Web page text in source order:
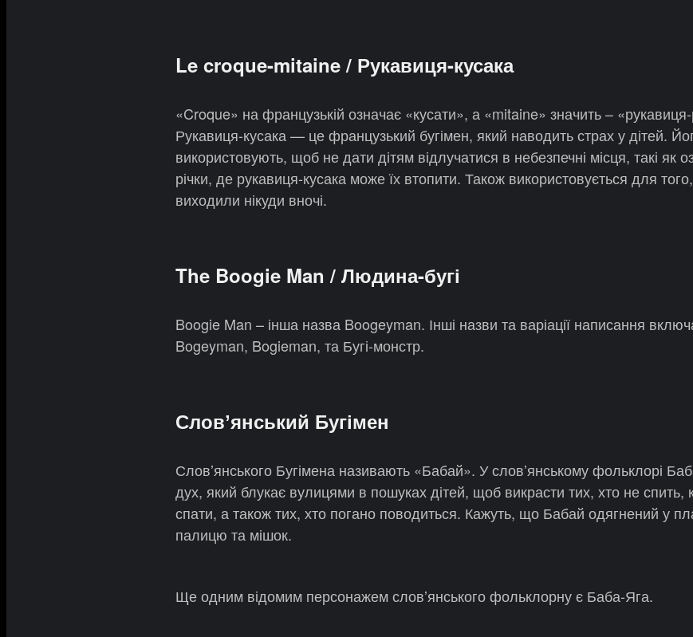
Le croque-mitaine / Рукавиця-кусака
«Croque» на французькій означає «кусати», а «mitaine» значить –
Рукавиця-кусака — це французький бугімен, який наводить страх у дітей.
використовують, щоб не дати дітям відлучатися в небезпечні місця, такі як
річки, де рукавиця-кусака може їх втопити. Також використовується для
виходили нікуди вночі.
The Boogie Man / Людина-бугі
Boogie Man – інша назва Boogeyman. Інші назви та варіації написання
Bogeyman, Bogieman, та Бугі-монстр.
Словʼянський Бугімен
Словʼянського Бугімена називають «Бабай». У словʼянському фольклорі
дух, який блукає вулицями в пошуках дітей, щоб викрасти тих, хто не спить,
спати, а також тих, хто погано поводиться. Кажуть, що Бабай одягнений у
палицю та мішок.
Ще одним відомим персонажем словʼянського фольклорну є Баба-Яга.